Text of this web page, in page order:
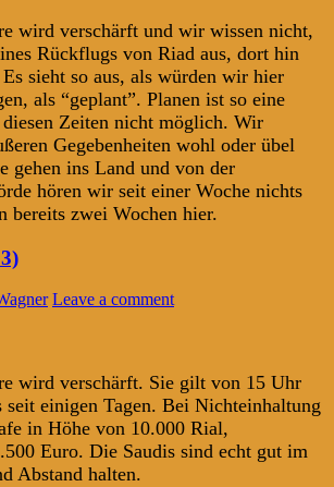
wird verschärft und wir wissen nicht,
Rückflugs von Riad aus, dort hin
sieht so aus, als würden wir hier
als “geplant”. Planen ist so eine
Zeiten nicht möglich. Wir
Gegebenheiten wohl oder übel
gehen ins Land und von der
hören wir seit einer Woche nichts
bereits zwei Wochen hier.
Leave a comment
wird verschärft. Sie gilt von 15 Uhr
seit einigen Tagen. Bei Nichteinhaltung
in Höhe von 10.000 Rial,
Euro. Die Saudis sind echt gut im
Abstand halten.